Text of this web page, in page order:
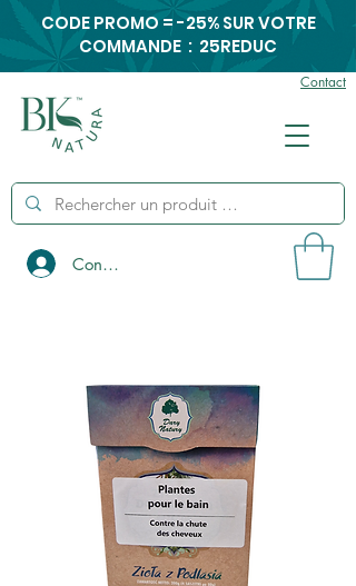
Contact
Connexion
CODE PROMO = -25% SUR VOTRE
COMMANDE : 25REDUC